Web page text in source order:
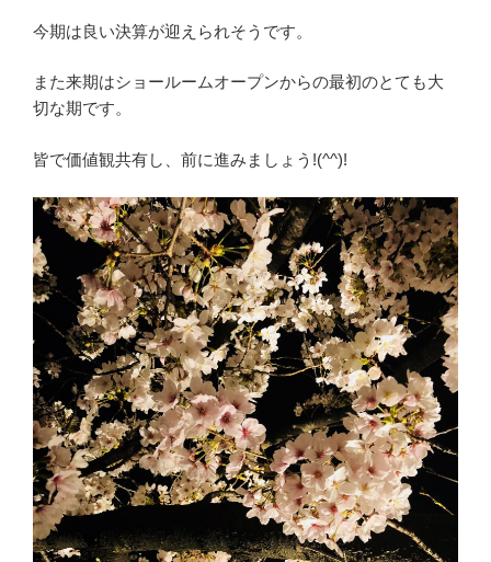
今期は良い決算が迎えられそうです。
また来期はショールームオープンからの最初のとても大
切な期です。
皆で価値観共有し、前に進みましょう!(^^)!